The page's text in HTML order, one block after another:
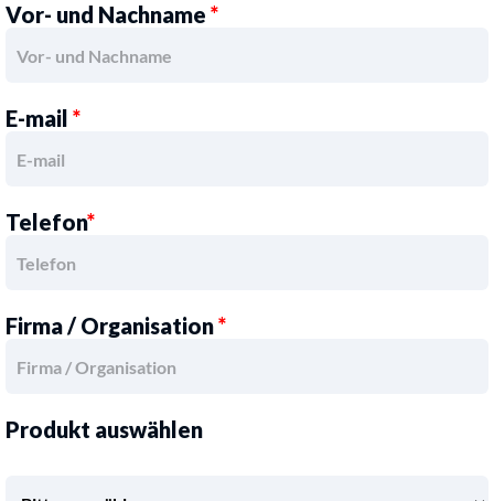
Vor- und Nachname *
E-mail *
Telefon*
Firma / Organisation*
Produkt auswählen